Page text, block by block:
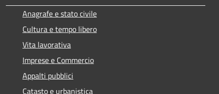
Anagrafe e stato civile
Cultura e tempo libero
Vita lavorativa
Imprese e Commercio
Appalti pubblici
Catasto e urbanistica